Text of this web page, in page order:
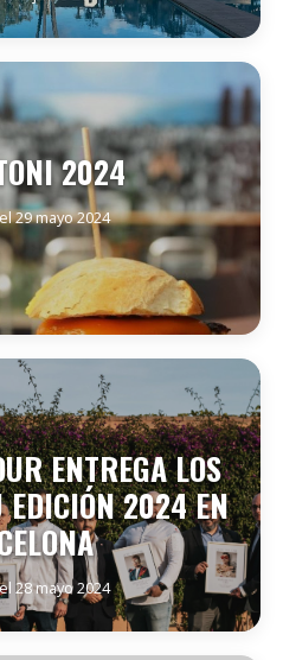
LEYENDO
2024
29 mayo 2024
LEYENDO
ENTREGA LOS
EDICIÓN 2024 EN
28 mayo 2024